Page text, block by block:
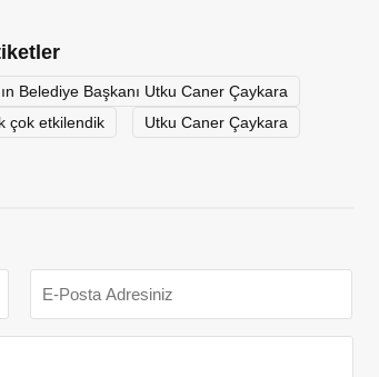
Belediye Başkanı Utku Caner Çaykara
çok etkilendik Utku Caner Çaykara